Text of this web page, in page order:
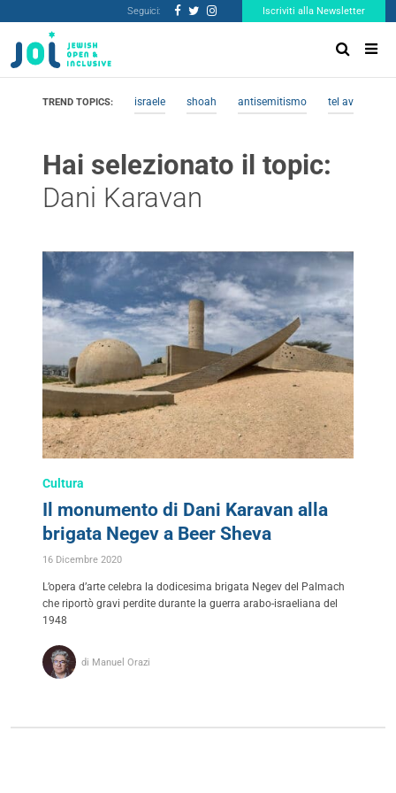
Seguici: Iscriviti alla Newsletter
TREND TOPICS: israele shoah antisemitismo tel aviv
Hai selezionato il topic:
Dani Karavan
Cultura
Il monumento di Dani Karavan alla
brigata Negev a Beer Sheva
16 Dicembre 2020
L’opera d’arte celebra la dodicesima brigata Negev del Palmach
che riportò gravi perdite durante la guerra arabo-israeliana del
1948
di Manuel Orazi